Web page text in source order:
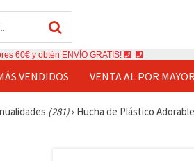
60€ y obtén ENVÍO GRATIS!
VENDIDOS VENTA AL POR MAYOR
(281)› Hucha de Plástico